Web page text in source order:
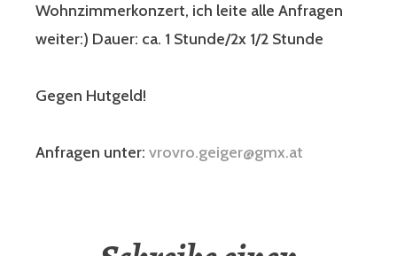
Wohnzimmerkonzert, ich leite alle Anfragen
weiter:) Dauer: ca. 1 Stunde/2x 1/2 Stunde
Gegen Hutgeld!
Anfragen unter: vrovro.geiger@gmx.at